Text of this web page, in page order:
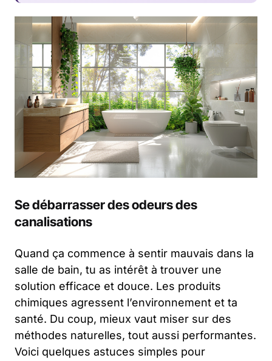
Se débarrasser des odeurs des
canalisations
Quand ça commence à sentir mauvais dans la
salle de bain, tu as intérêt à trouver une
solution efficace et douce. Les produits
chimiques agressent l’environnement et ta
santé. Du coup, mieux vaut miser sur des
méthodes naturelles, tout aussi performantes.
Voici quelques astuces simples pour